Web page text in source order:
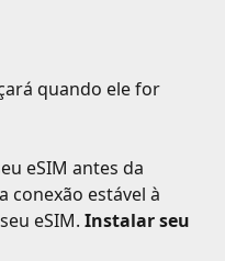
quando ele for
eSIM antes da
conexão estável à
eSIM. Instalar seu